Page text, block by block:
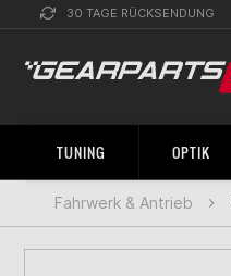
30 TAGE RÜCKSENDUNG
TUNING OPTIK
Fahrwerk & Antrieb